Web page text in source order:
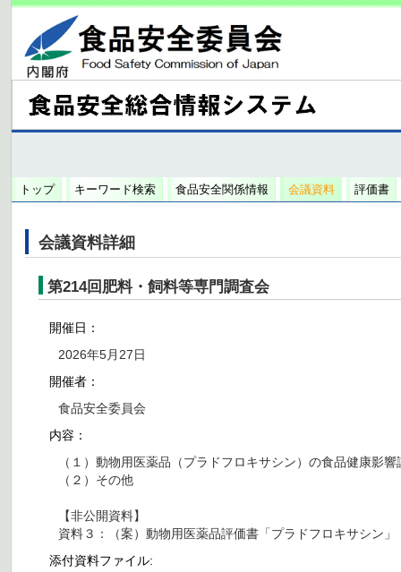
トップ キーワード検索 食品安全関係情報 会議資料 評価書
会議資料詳細
第214回肥料・飼料等専門調査会
開催日：
2026年5月27日
開催者：
食品安全委員会
内容：
（１）動物用医薬品（プラドフロキサシン）の食品健康影
（２）その他
【非公開資料】
資料３：（案）動物用医薬品評価書「プラドフロキサシン」
添付資料ファイル: